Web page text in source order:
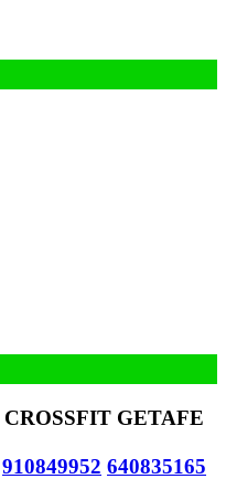
CROSSFIT GETAFE
910849952 640835165